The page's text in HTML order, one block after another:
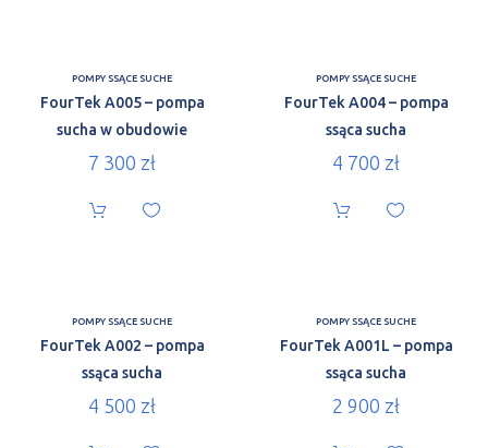
POMPY SSĄCE SUCHE
FourTek A005 – pompa
sucha w obudowie
7 300 zł
POMPY SSĄCE SUCHE
FourTek A004 – pompa
ssąca sucha
4 700 zł
POMPY SSĄCE SUCHE
FourTek A002 – pompa
ssąca sucha
4 500 zł
POMPY SSĄCE SUCHE
FourTek A001L – pompa
ssąca sucha
2 900 zł